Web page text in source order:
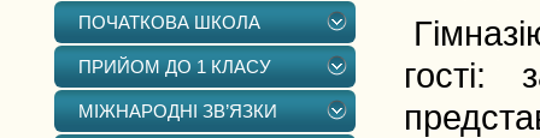
ПОЧАТКОВА ШКОЛА
ПРИЙОМ ДО 1 КЛАСУ
МІЖНАРОДНІ ЗВ’ЯЗКИ
гості: